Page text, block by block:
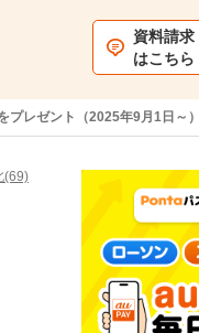
資料請求
はこちら
レゼント（2025年9月1日～）
(69)